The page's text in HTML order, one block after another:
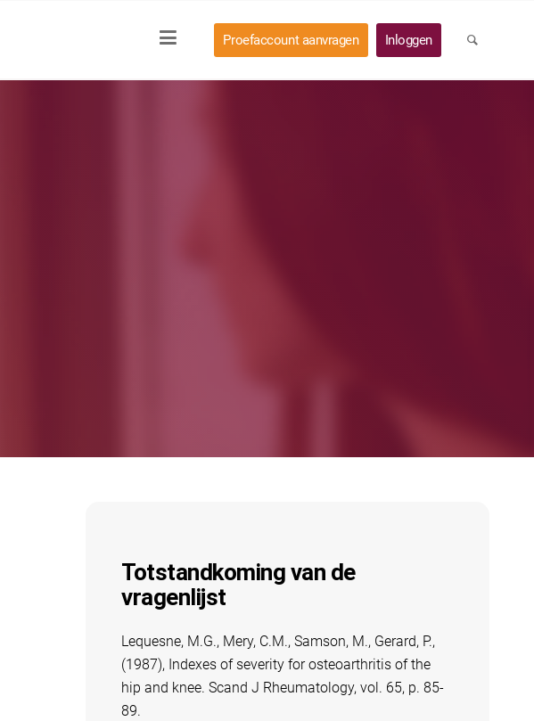
Proefaccount aanvragen Inloggen
Totstandkoming van de
vragenlijst
Lequesne, M.G., Mery, C.M., Samson, M., Gerard, P.,
(1987), Indexes of severity for osteoarthritis of the
hip and knee. Scand J Rheumatology, vol. 65, p. 85-
89.